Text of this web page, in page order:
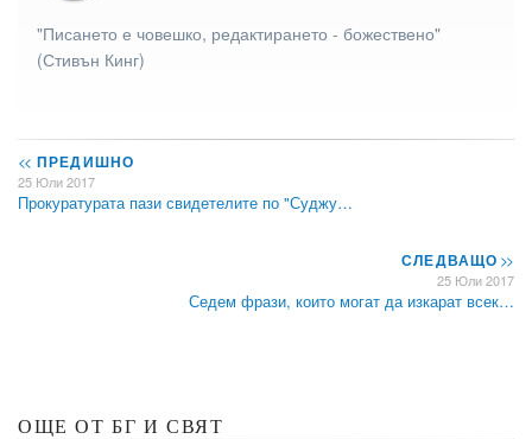
"Писането е човешко, редактирането - божествено"
(Стивън Кинг)
<< ПРЕДИШНО
25 Юли 2017
Прокуратурата пази свидетелите по "Суджу…
СЛЕДВАЩО>>
25 Юли 2017
Седем фрази, които могат да изкарат всек…
ОЩЕ ОТ БГ И СВЯТ